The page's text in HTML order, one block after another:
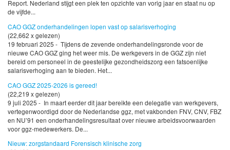
Report. Nederland stijgt een plek ten opzichte van vorig jaar en staat nu op
de vijfde...
CAO GGZ onderhandelingen lopen vast op salarisverhoging
(22,662 x gelezen)
19 februari 2025 - Tijdens de zevende onderhandelingsronde voor de
nieuwe CAO GGZ ging het weer mis. De werkgevers in de GGZ zijn niet
bereid om personeel in de geestelijke gezondheidszorg een fatsoenlijke
salarisverhoging aan te bieden. Het...
CAO GGZ 2025-2026 is gereed!
(22,219 x gelezen)
9 juli 2025 - In maart eerder dit jaar bereikte een delegatie van werkgevers,
vertegenwoordigd door de Nederlandse ggz, met vakbonden FNV, CNV, FBZ
en NU’91 een onderhandelingsresultaat over nieuwe arbeidsvoorwaarden
voor ggz-medewerkers. De...
Nieuw: zorgstandaard Forensisch klinische zorg